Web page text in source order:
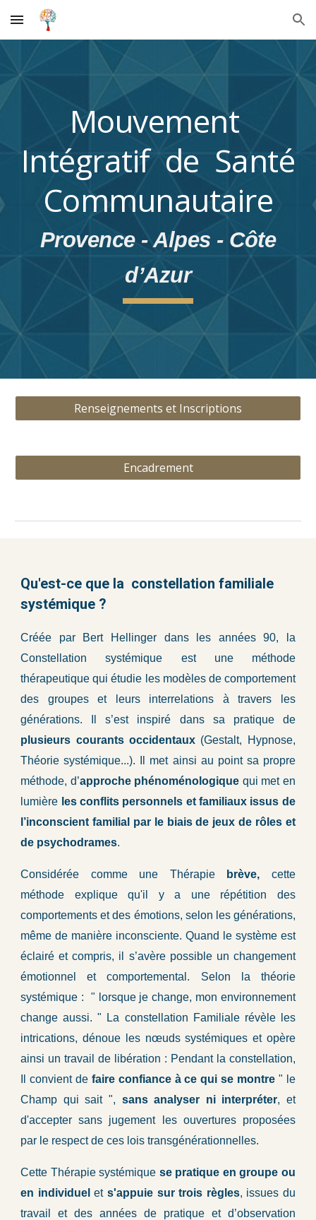
Skip to main content Skip to navigation
Mouvement
Intégratif de Santé
Communautaire
Provence - Alpes - Côte
d’Azur
Renseignements et Inscriptions
Encadrement
Qu'est-ce que la constellation familiale
systémique ?
Créée par Bert Hellinger dans les années 90, la
Constellation systémique est une méthode
thérapeutique qui étudie les modèles de comportement
des groupes et leurs interrelations à travers les
générations. Il s’est inspiré dans sa pratique de
plusieurs courants occidentaux (Gestalt, Hypnose,
Théorie systémique...). Il met ainsi au point sa propre
méthode, d’approche phénoménologique qui met en
lumière les conflits personnels et familiaux issus de
l’inconscient familial par le biais de jeux de rôles et
de psychodrames.
Considérée comme une Thérapiebrève, cette
méthode explique qu'il y a une répétition des
comportements et des émotions, selon les générations,
même de manière inconsciente. Quand le système est
éclairé et compris, il s’avère possible un changement
émotionnel et comportemental. Selon la théorie
systémique : " lorsque je change, mon environnement
change aussi. " La constellation Familiale révèle les
intrications, dénoue les nœuds systémiques et opère
ainsi un travail de libération : Pendant la constellation,
Il convient de faire confiance à ce qui se montre " le
Champ qui sait ", sans analyser ni interpréter, et
d'accepter sans jugement les ouvertures proposées
par le respect de ces lois transgénérationnelles.
Cette Thérapie systémique se pratique en groupe ou
en individuelet s'appuie sur trois règles, issues du
travail et des années de pratique et d’observation